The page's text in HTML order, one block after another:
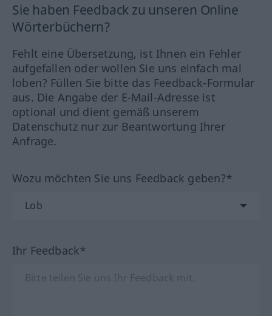
Sie haben Feedback zu unseren Online
Wörterbüchern?
Fehlt eine Übersetzung, ist Ihnen ein Fehler
aufgefallen oder wollen Sie uns einfach mal
loben? Füllen Sie bitte das Feedback-Formular
aus. Die Angabe der E-Mail-Adresse ist
optional und dient gemäß unserem
Datenschutz nur zur Beantwortung Ihrer
Anfrage.
Wozu möchten Sie uns Feedback geben?*
Ihr Feedback*